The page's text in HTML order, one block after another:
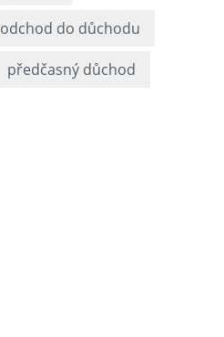
odchod do důchodu
předčasný důchod